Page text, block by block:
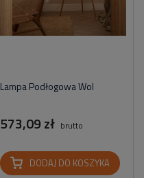
Lampa Podłogowa Wol
573,09 zł brutto
DODAJ DO KOSZYKA